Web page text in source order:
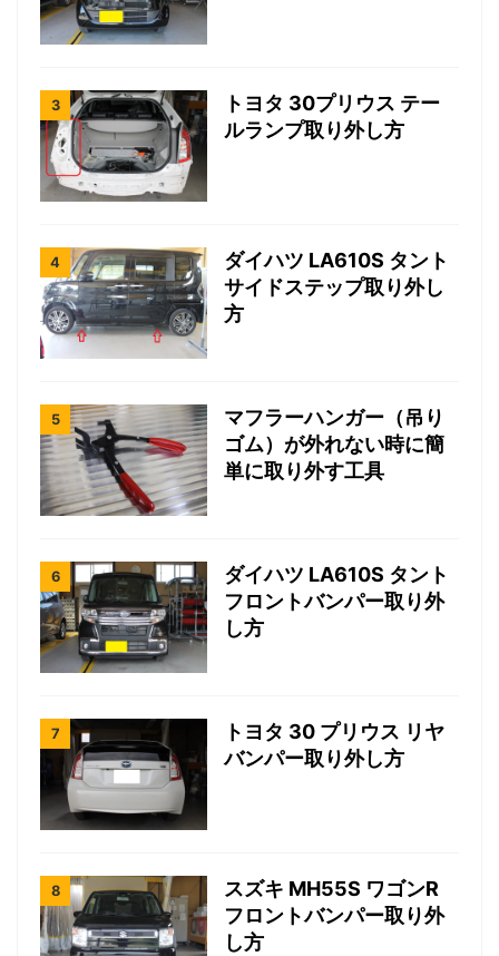
トヨタ 30プリウス テー
ルランプ取り外し方
ダイハツ LA610S タント
サイドステップ取り外し
方
マフラーハンガー（吊り
ゴム）が外れない時に簡
単に取り外す工具
ダイハツ LA610S タント
フロントバンパー取り外
し方
トヨタ 30 プリウス リヤ
バンパー取り外し方
スズキ MH55S ワゴンR
フロントバンパー取り外
し方